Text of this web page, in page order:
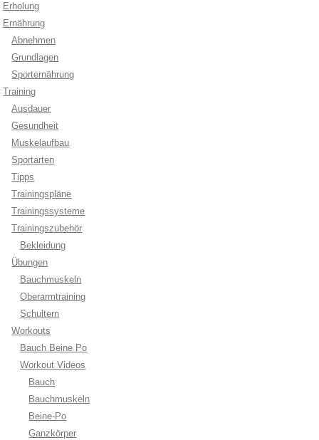
Erholung
Ernährung
Abnehmen
Grundlagen
Sporternährung
Training
Ausdauer
Gesundheit
Muskelaufbau
Sportarten
Tipps
Trainingspläne
Trainingssysteme
Trainingszubehör
Bekleidung
Übungen
Bauchmuskeln
Oberarmtraining
Schultern
Workouts
Bauch Beine Po
Workout Videos
Bauch
Bauchmuskeln
Beine-Po
Ganzkörper